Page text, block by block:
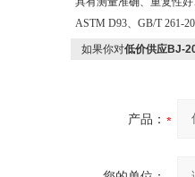
ASTM D93、GB/T 261-
如果你对低价供应BJ-
产品：